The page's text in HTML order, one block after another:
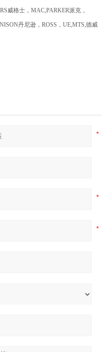
威格士，MAC,PARKER派克，
丹尼逊，ROSS，UE,MTS,德威